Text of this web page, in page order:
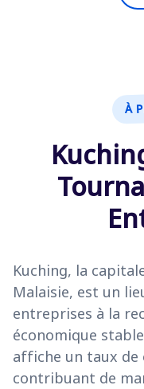
À
Kuching, la
Malaisie, est un
entreprises à la
économique
affiche un taux de
contribuant de